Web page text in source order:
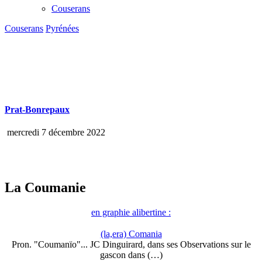
Couserans
Couserans Pyrénées
Prat-Bonrepaux
mercredi 7 décembre 2022
La Coumanie
en graphie alibertine :
(la,era) Comania
Pron. "Coumanïo"... JC Dinguirard, dans ses Observations sur le
gascon dans (…)